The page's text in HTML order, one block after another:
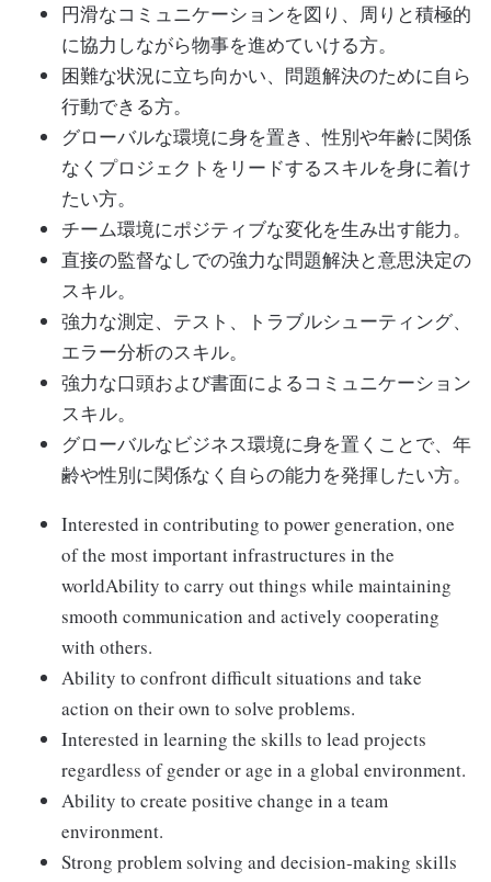
円滑なコミュニケーションを図り、周りと積極的
に協力しながら物事を進めていける方。
困難な状況に立ち向かい、問題解決のために自ら
行動できる方。
グローバルな環境に身を置き、性別や年齢に関係
なくプロジェクトをリードするスキルを身に着け
たい方。
チーム環境にポジティブな変化を生み出す能力。
直接の監督なしでの強力な問題解決と意思決定の
スキル。
強力な測定、テスト、トラブルシューティング、
エラー分析のスキル。
強力な口頭および書面によるコミュニケーション
スキル。
グローバルなビジネス環境に身を置くことで、年
齢や性別に関係なく自らの能力を発揮したい方。
Interested in contributing to power generation, one
of the most important infrastructures in the
worldAbility to carry out things while maintaining
smooth communication and actively cooperating
with others.
Ability to confront difficult situations and take
action on their own to solve problems.
Interested in learning the skills to lead projects
regardless of gender or age in a global environment.
Ability to create positive change in a team
environment.
Strong problem solving and decision-making skills